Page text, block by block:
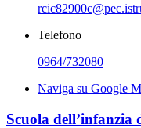
Telefono
0964/732080
Naviga su Google
Scuola dell’infanzia